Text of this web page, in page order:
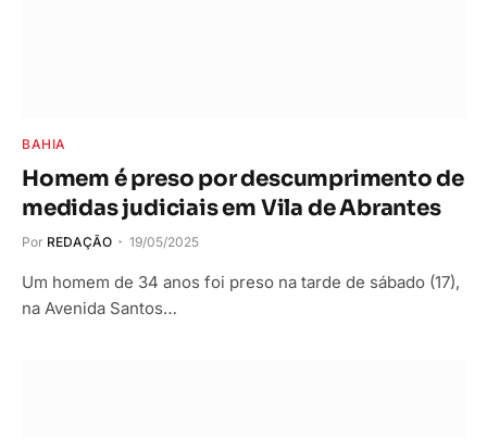
BAHIA
Homem é preso por descumprimento de
medidas judiciais em Vila de Abrantes
Por REDAÇÃO 19/05/2025
Um homem de 34 anos foi preso na tarde de sábado (17),
na Avenida Santos…